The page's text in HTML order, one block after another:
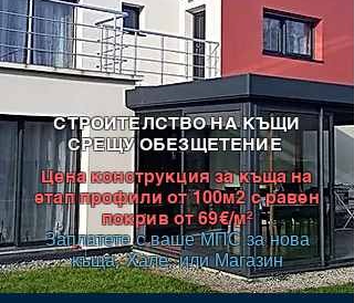
СТРОИТЕЛСТВО НА КЪЩИ
СРЕЩУ ОБЕЗЩЕТЕНИЕ
Цена конструкция за къща на
етап профили от 100м2 с равен
покрив от 69€/м²
Заплатете с ваше МПС за нова
къща, Хале, или Магазин